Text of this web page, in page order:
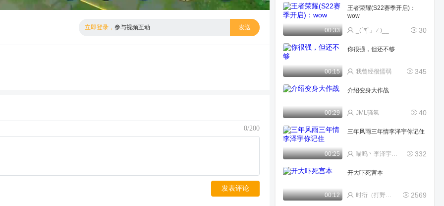
高清
倍数
立即登录，参与视频互动 发送
0/200
发表评论
00:33
王者荣耀(S22赛季开启)：
wow
30
_(´ཀ`」∠)__
00:15
你很强，但还不够
345
我曾经很懦弱
00:29
介绍变身大作战
40
JML骚氢
00:25
三年风雨三年情李泽宇你记住
332
喵呜丶李泽宇招主播
00:12
开大吓死宫本
2569
时衍（打野教学）